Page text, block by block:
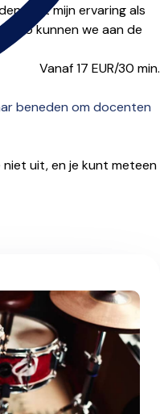
Met mijn ervaring als
kunnen we aan de
Vanaf 17 EUR/30 min.
beneden om docenten
uit, en je kunt meteen